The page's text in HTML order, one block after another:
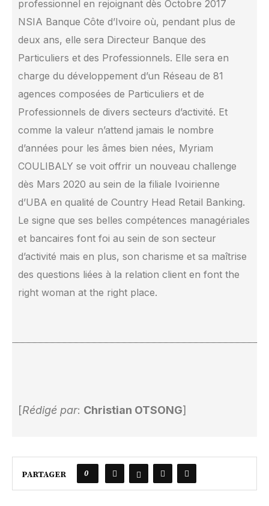
professionnel en rejoignant dès Octobre 2017
NSIA Banque Côte d’Ivoire où, pendant plus de
deux ans, elle sera Directeur Banque des
Particuliers et des Professionnels. Elle sera en
charge du développement d’un Réseau de 81
agences composées de Particuliers et de
Professionnels de divers secteurs d’activité. Et
comme la valeur n’attend jamais le nombre
d’années pour les âmes bien nées, Myriam
COULIBALY se voit offrir un nouveau challenge
dès Mars 2020 au sein de la filiale Ivoirienne
d’UBA en qualité de Country Head Retail Banking.
Le signe que ses belles compétences managériales
et bancaires font foi au sein de son secteur
d’activité mais en plus, son charisme et sa maîtrise
des questions liées à la relation client en font the
right woman at the right place.
[Rédigé par: Christian OTSONG]
PARTAGER 0